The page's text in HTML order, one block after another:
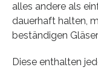
alles andere als
dauerhaft halten,
beständigen
Diese enthalten